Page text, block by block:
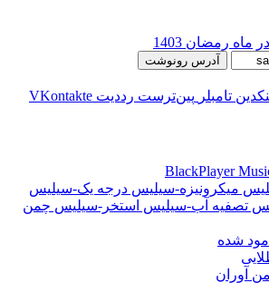
ماه رمضان 1403
آدرس رونوشت
‫تامبلر ‫پین‌ترست ‫رددیت ‫VKontakte
BlackPlayer
میکرونیزه-سیلیس درجه یک-سیلیس
تصفیه آب-سیلیس استخر-سیلیس چمن
مود شده
آوران